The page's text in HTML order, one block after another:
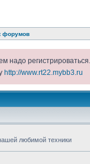
форумов
надо
http://www.rt22.mybb3.ru
любимой техники